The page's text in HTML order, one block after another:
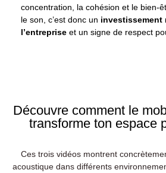
concentration, la cohésion et le bien-
le son, c’est donc un investissement
l’entreprise et un signe de respect
Découvre comment le
transforme ton espace
Ces trois vidéos montrent
acoustique dans différents